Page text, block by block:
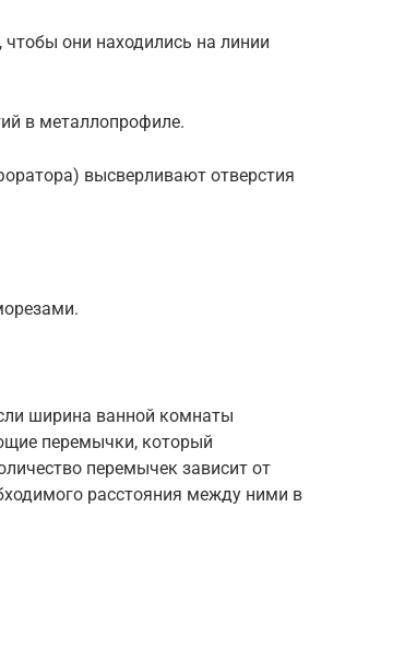
они находились на линии
в металлопрофиле.
высверливают отверстия
ширина ванной комнаты
перемычки, который
перемычек зависит от
расстояния между ними в